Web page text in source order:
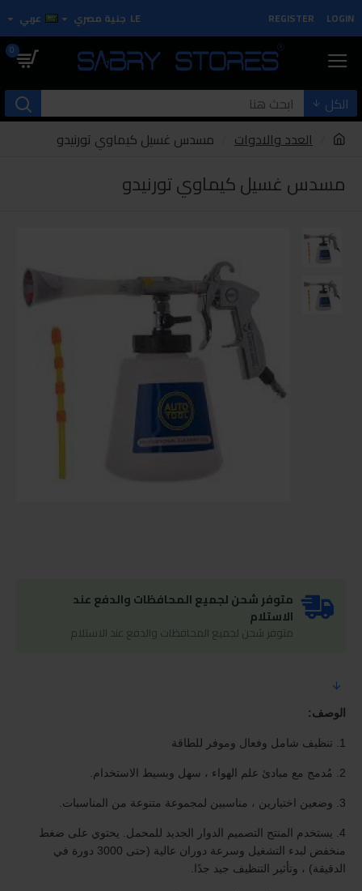
LOGIN
REGISTER
LE جنية مصري عربي
0
الكل
العدد والادوات
مسدس غسيل كيماوي تورنيدو
مسدس غسيل كيماوي تورنيدو
متوفر شحن لجميع المحافظات والدفع عند
الاستلام
متوفر شحن لجميع المحافظات والدفع عند الاستلام
الوصف:
1. تنظيف شامل وفعال وموفر للطاقة
2. مُدمج مع مبادئ علم الهواء ، سهل وبسيط الاستخدام.
3. وضعين اختيارين ، مناسبين لمجموعة متنوعة من المناسبات.
4. يستخدم المنتج التصميم الدوار الجديد للمحمل. يحتوي على ضغط
منخفض لبدء التشغيل وسرعة دوران عالية (حتى 3000 دورة في
الدقيقة) ، وتأثير التنظيف جيد جدًا.